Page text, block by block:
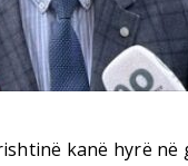
kanë hyrë në